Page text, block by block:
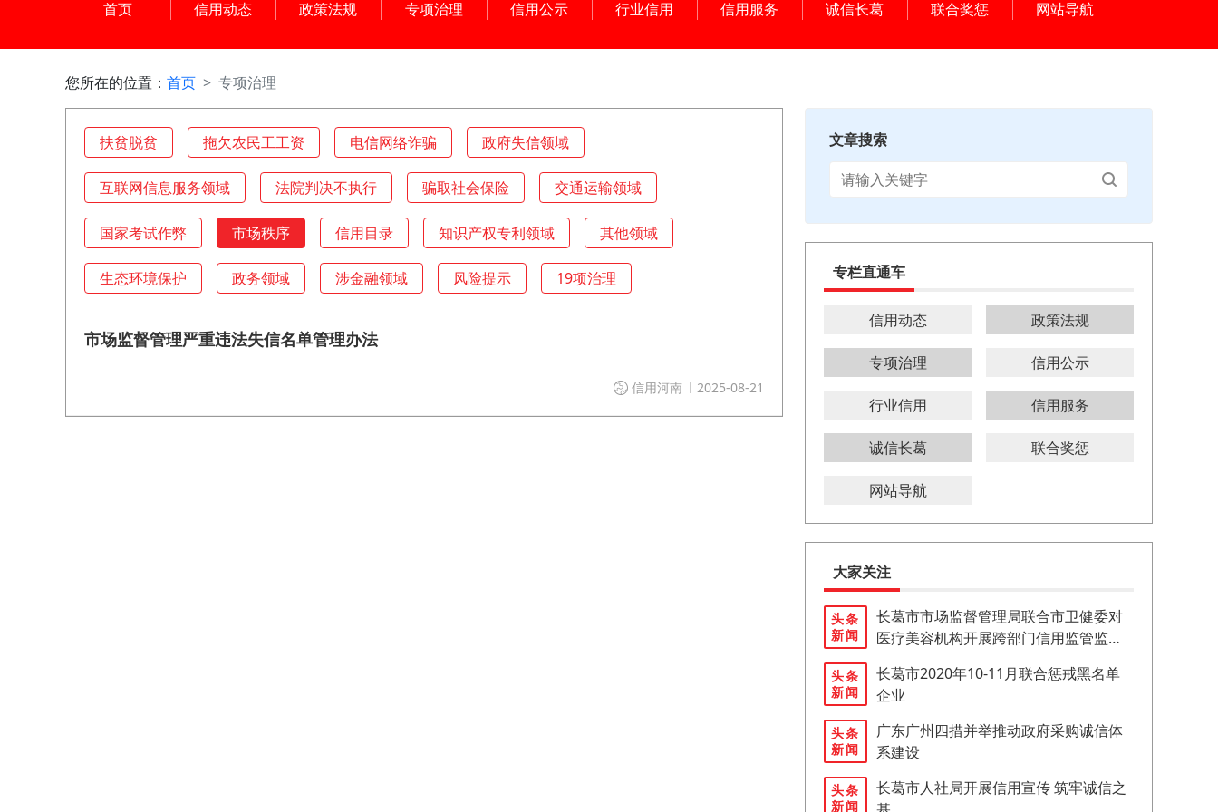
首页 信用动态 政策法规 专项治理 信用公示 行业信用 信用服务 诚信长葛 联合奖惩 网站导航
您所在的位置： 首页 专项治理
扶贫脱贫 拖欠农民工工资 电信网络诈骗 政府失信领域
互联网信息服务领域 法院判决不执行 骗取社会保险 交通运输领域
国家考试作弊 市场秩序 信用目录 知识产权专利领域 其他领域
生态环境保护 政务领域 涉金融领域 风险提示 19项治理
市场监督管理严重违法失信名单管理办法
信用河南 2025-08-21
文章搜索
专栏直通车
信用动态 政策法规
专项治理 信用公示
行业信用 信用服务
诚信长葛 联合奖惩
网站导航
大家关注
头条
新闻
长葛市市场监督管理局联合市卫健委对
医疗美容机构开展跨部门信用监管监督
头条
新闻
长葛市2020年10-11月联合惩戒黑名单
企业
头条
新闻
广东广州四措并举推动政府采购诚信体
系建设
头条
新闻
长葛市人社局开展信用宣传 筑牢诚信之